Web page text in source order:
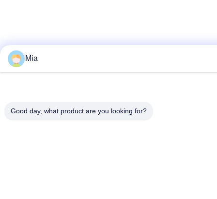
Mia
Good day, what product are you looking for?